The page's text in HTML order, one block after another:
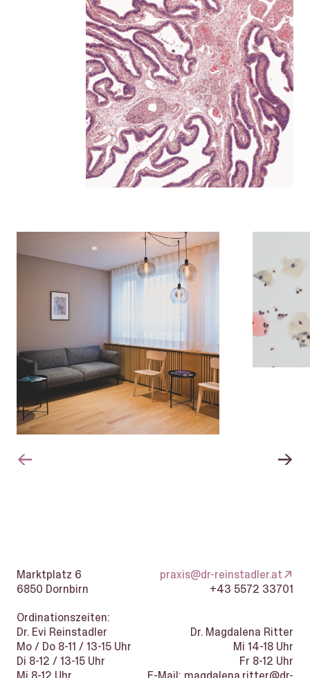
Marktplatz 6
6850 Dornbirn
praxis@dr-reinstadler.at
+43 5572 33701
Ordinationszeiten:
Dr. Evi Reinstadler
Mo / Do 8-11 / 13-15 Uhr
Di 8-12 / 13-15 Uhr
Dr. Magdalena Ritter
Mi 14-18 Uhr
Fr 8-12 Uhr